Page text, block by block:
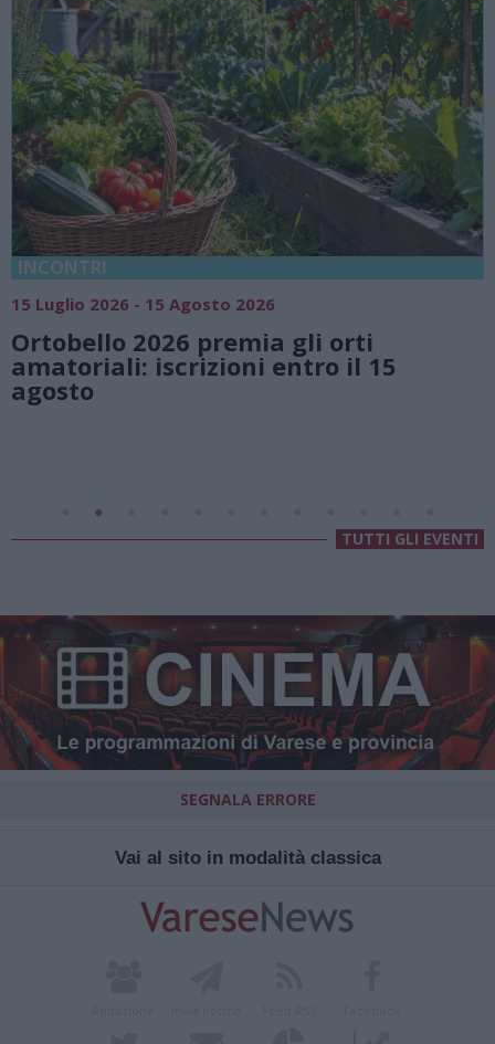
18 Luglio 2026 - 15 Agosto 2026
Vivi l’estate a Villa Fogazzaro Roi. Tra
natura e atmosfere senza tempo sul
Lago di Lugano
Valsolda
TUTTI GLI EVENTI
SEGNALA ERRORE
Vai al sito in modalità classica